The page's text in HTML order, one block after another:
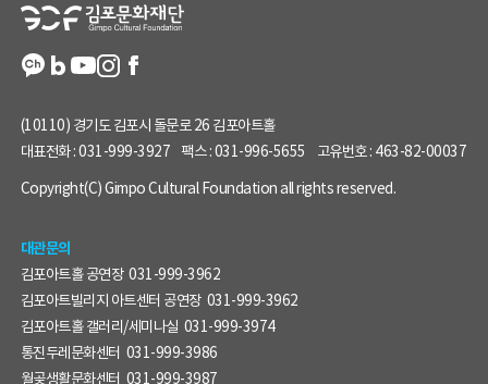
(10110) 경기도 김포시 돌문로 26 김포아트홀
대표전화 :031-999-3927 팩스 :031-996-5655 고유번호 : 463-82-00037
Copyright(C) Gimpo Cultural Foundation all rights reserved.
대관문의
김포아트홀 공연장 031-999-3962
김포아트빌리지 아트센터 공연장 031-999-3962
김포아트홀 갤러리/세미나실 031-999-3974
통진두레문화센터 031-999-3986
월곶생활문화센터 031-999-3987